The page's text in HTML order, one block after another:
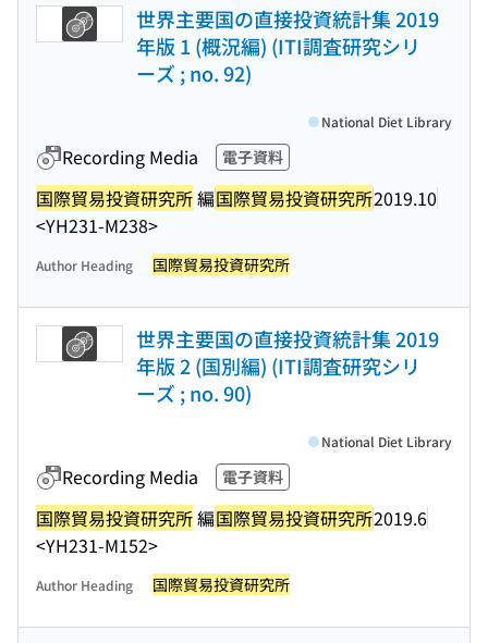
世界主要国の直接投資統計集 2019
年版 1 (概況編) (ITI調査研究シリ
ーズ ; no. 92)
Recording Media 電子資料
国際貿易投資研究所編国際貿易投資研究所2019.10
<YH231-M238>
National Diet Library
Author Heading 国際貿易投資研究所
世界主要国の直接投資統計集 2019
年版 2 (国別編) (ITI調査研究シリ
ーズ ; no. 90)
Recording Media 電子資料
国際貿易投資研究所編国際貿易投資研究所2019.6
<YH231-M152>
National Diet Library
Author Heading 国際貿易投資研究所